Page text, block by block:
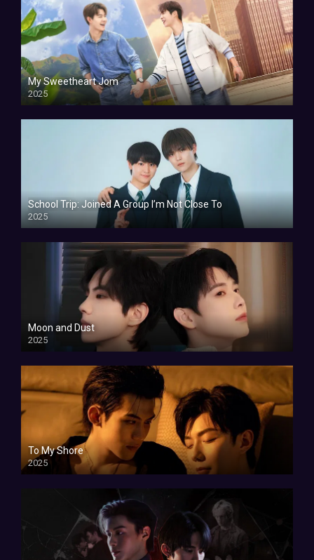
My Sweetheart Jom
2025
School Trip: Joined A Group I’m Not Close To
2025
Moon and Dust
2025
To My Shore
2025